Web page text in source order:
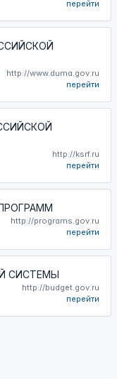
перейти
http://www.duma.gov.ru
перейти
http://ksrf.ru
перейти
http://programs.gov.ru
перейти
СИСТЕМЫ
http://budget.gov.ru
перейти